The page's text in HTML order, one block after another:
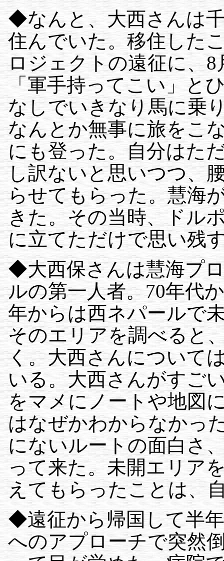
◆なんと、大西さんは
住んでいた。移住した
ロジェクトの遠征に、
「軍手持ってこい」と
なしでいきなり馬に乗
なんとか無事に旅をこ
にも登った。自分はた
し訳ないと思いつつ、
らせてもらった。慧海
きた。その当時、ドル
に立てただけで思い残
◆大西保さんは慧海プ
ルの第一人者。70年代
年からは西ネパールで
そのエリアを調べると
く。大西さんについて
いる。大西さんがすご
をマメにノートや地図
はなぜかわからなかっ
にないルートの面白さ
って来た。未開エリア
えてもらったことは、
◆遠征から帰国して半
へのアプローチで突然